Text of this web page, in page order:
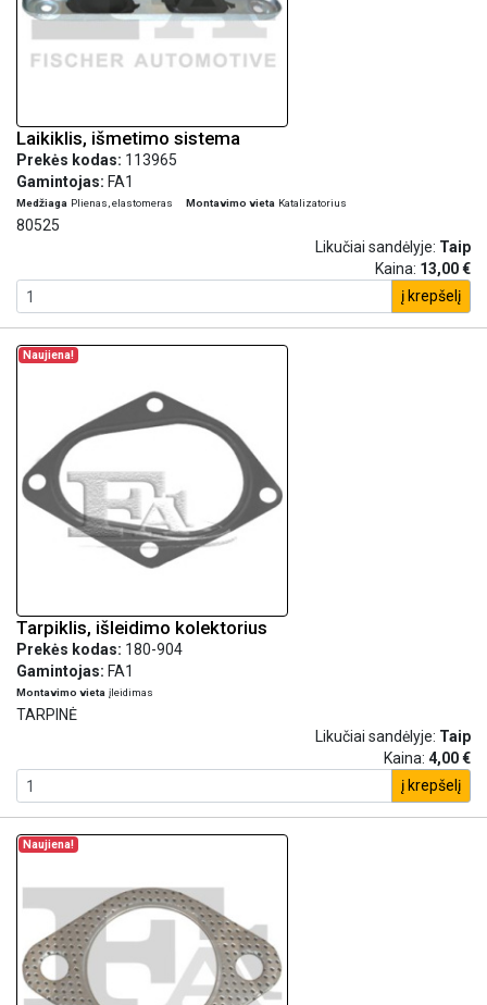
Laikiklis, išmetimo sistema
Prekės kodas: 113965
Gamintojas: FA1
Medžiaga Plienas, elastomeras Montavimo vieta Katalizatorius
80525
Likučiai sandėlyje: Taip
Kaina: 13,00 €
į krepšelį
Naujiena!
Tarpiklis, išleidimo kolektorius
Prekės kodas: 180-904
Gamintojas: FA1
Montavimo vieta įleidimas
TARPINĖ
Likučiai sandėlyje: Taip
Kaina: 4,00 €
į krepšelį
Naujiena!